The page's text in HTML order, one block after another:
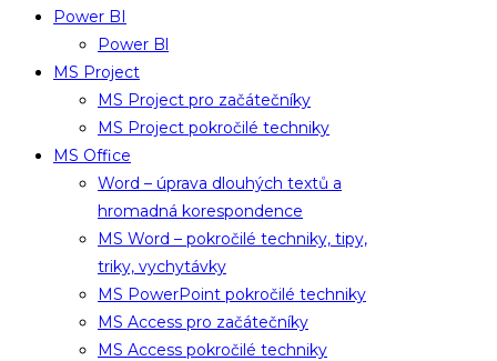
Power BI
Power Bl
MS Project
MS Project pro začátečníky
MS Project pokročilé techniky
MS Office
Word – úprava dlouhých textů a
hromadná korespondence
MS Word – pokročilé techniky, tipy,
triky, vychytávky
MS PowerPoint pokročilé techniky
MS Access pro začátečníky
MS Access pokročilé techniky